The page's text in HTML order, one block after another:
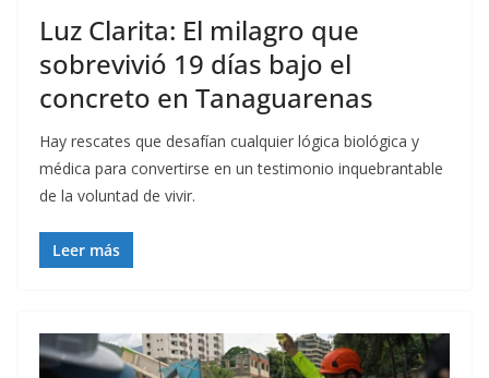
Luz Clarita: El milagro que
sobrevivió 19 días bajo el
concreto en Tanaguarenas
Hay rescates que desafían cualquier lógica biológica y
médica para convertirse en un testimonio inquebrantable
de la voluntad de vivir.
Leer más